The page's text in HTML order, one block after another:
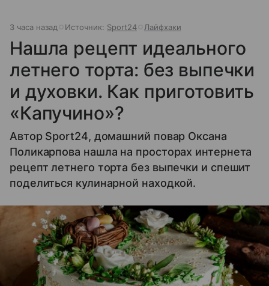
3 часа назад Источник: Sport24 Лайфхаки
Нашла рецепт идеального
летнего торта: без выпечки
и духовки. Как приготовить
«Капучино»?
Автор Sport24, домашний повар Оксана
Поликарпова нашла на просторах интернета
рецепт летнего торта без выпечки и спешит
поделиться кулинарной находкой.